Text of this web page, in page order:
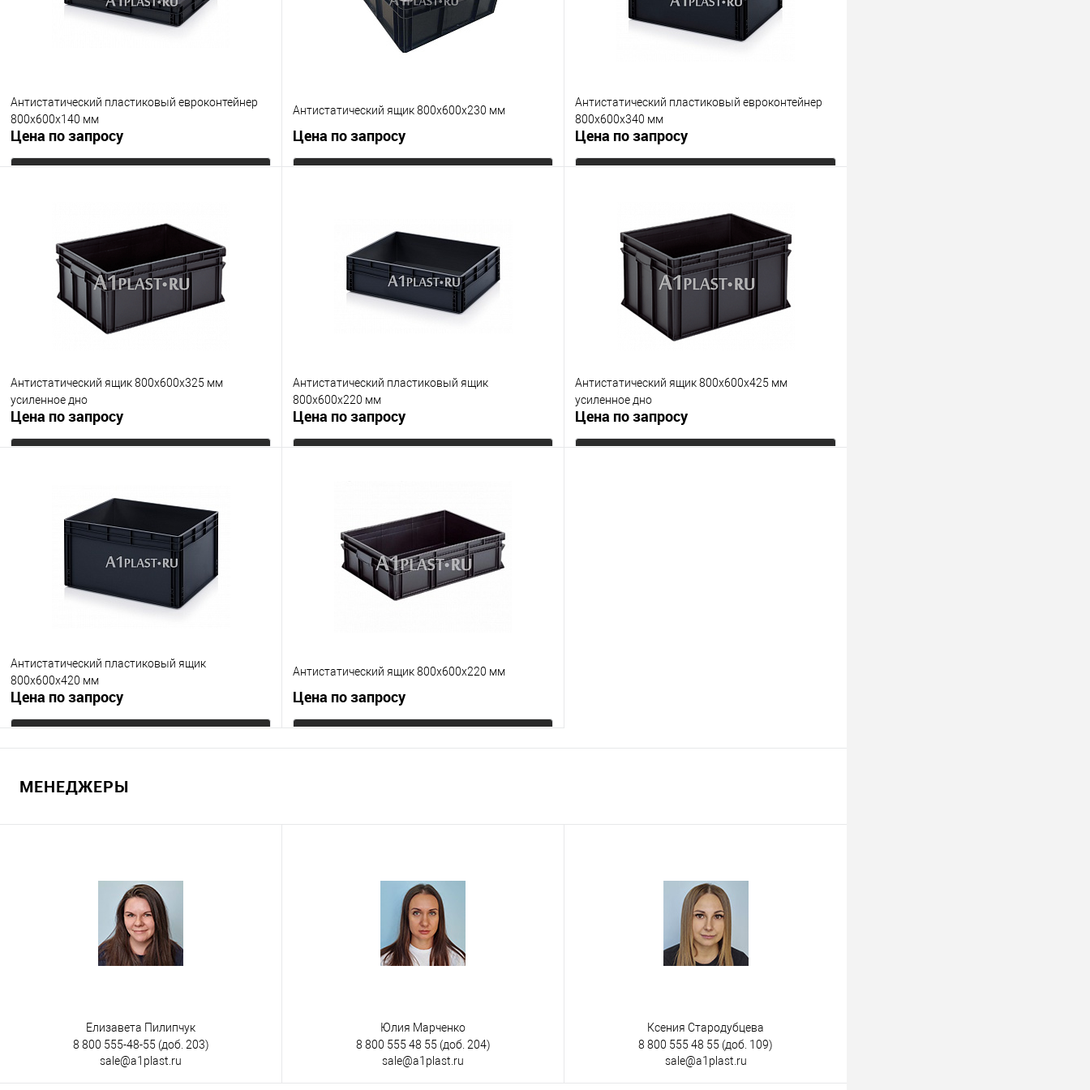
Антистатический пластиковый евроконтейнер
800х600х140 мм
Цена по запросу
К сравнению
В избранное
Под заказ
Антистатический ящик 800х600х230 мм
Цена по запросу
В избранное
Под заказ
Антистатический пластиковый евроконтейнер
800х600х340 мм
Цена по запросу
Купить в 1 клик
К сравнению
В избранное
Под заказ
Антистатический ящик 800х600х325 мм
усиленное дно
Цена по запросу
Купить в 1 клик
К сравнению
В избранное
Под заказ
Антистатический пластиковый ящик
800х600х220 мм
Цена по запросу
В избранное
Под заказ
Антистатический ящик 800х600х425 мм
усиленное дно
Цена по запросу
Антистатический пластиковый ящик
800х600х420 мм
Цена по запросу
Купить в 1 клик
Антистатический ящик 800х600х220 мм
Цена по запросу
МЕНЕДЖЕРЫ
Елизавета Пилипчук
8 800 555-48-55(доб. 203)
sale@a1plast.ru
Юлия Марченко
8 800 555 48 55(доб. 204)
sale@a1plast.ru
Ксения Стародубцева
8 800 555 48 55 (доб. 109)
sale@a1plast.ru